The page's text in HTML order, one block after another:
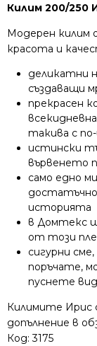
Килим 200/250
Модерен килим
красота и
деликатни
създаващи
прекрасен
такива с
истински
вървенето
само едно
историята
в Домтекс
от този
сигурни
поръчате,
пуснете
Килимите Ирис
допълнение в
Код:3175